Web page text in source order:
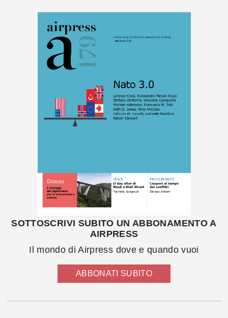
SOTTOSCRIVI SUBITO UN ABBONAMENTO A
AIRPRESS
Il mondo di Airpress dove e quando vuoi
ABBONATI SUBITO